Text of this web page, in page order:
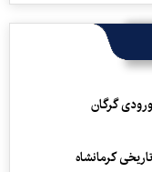
گرگان
کرمانشاه